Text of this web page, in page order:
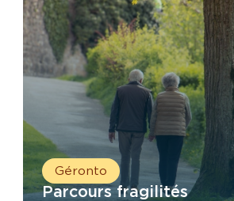
Géronto
Parcours fragilités